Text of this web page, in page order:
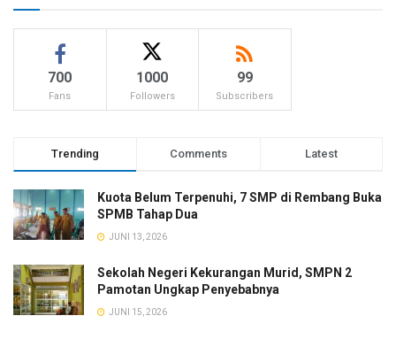
700
Fans
1000
Followers
99
Subscribers
Trending Comments Latest
Kuota Belum Terpenuhi, 7 SMP di Rembang Buka
SPMB Tahap Dua
JUNI 13, 2026
Sekolah Negeri Kekurangan Murid, SMPN 2
Pamotan Ungkap Penyebabnya
JUNI 15, 2026